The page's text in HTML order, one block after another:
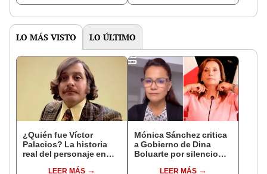
LO MÁS VISTO LO ÚLTIMO
¿Quién fue Víctor
Palacios? La historia
real del personaje en
LEER MÁS
Mónica Sánchez critica
a Gobierno de Dina
Boluarte por silencio
LEER MÁS